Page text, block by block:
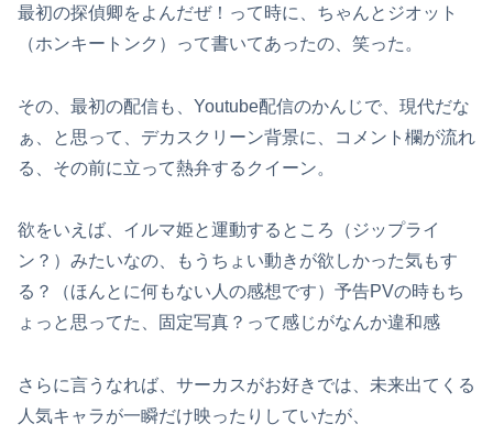
最初の探偵卿をよんだぜ！って時に、ちゃんとジオット
（ホンキートンク）って書いてあったの、笑った。
その、最初の配信も、Youtube配信のかんじで、現代だな
ぁ、と思って、デカスクリーン背景に、コメント欄が流れ
る、その前に立って熱弁するクイーン。
欲をいえば、イルマ姫と運動するところ（ジップライ
ン？）みたいなの、もうちょい動きが欲しかった気もす
る？（ほんとに何もない人の感想です）予告PVの時もち
ょっと思ってた、固定写真？って感じがなんか違和感
さらに言うなれば、サーカスがお好きでは、未来出てくる
人気キャラが一瞬だけ映ったりしていたが、